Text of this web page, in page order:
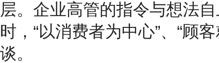
层。企业高管的指令与想法
时，“以消费者为中心”、“顾
谈。